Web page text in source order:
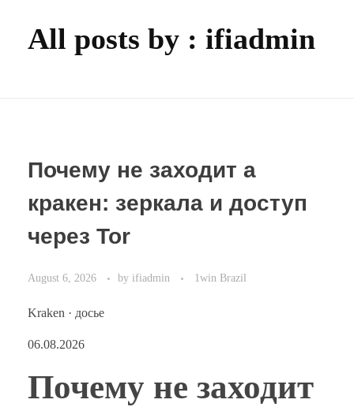
All posts by : ifiadmin
Почему не заходит а
кракен: зеркала и доступ
через Tor
August 6, 2026 by ifiadmin 1win Brazil
Kraken · досье
06.08.2026
Почему не заходит